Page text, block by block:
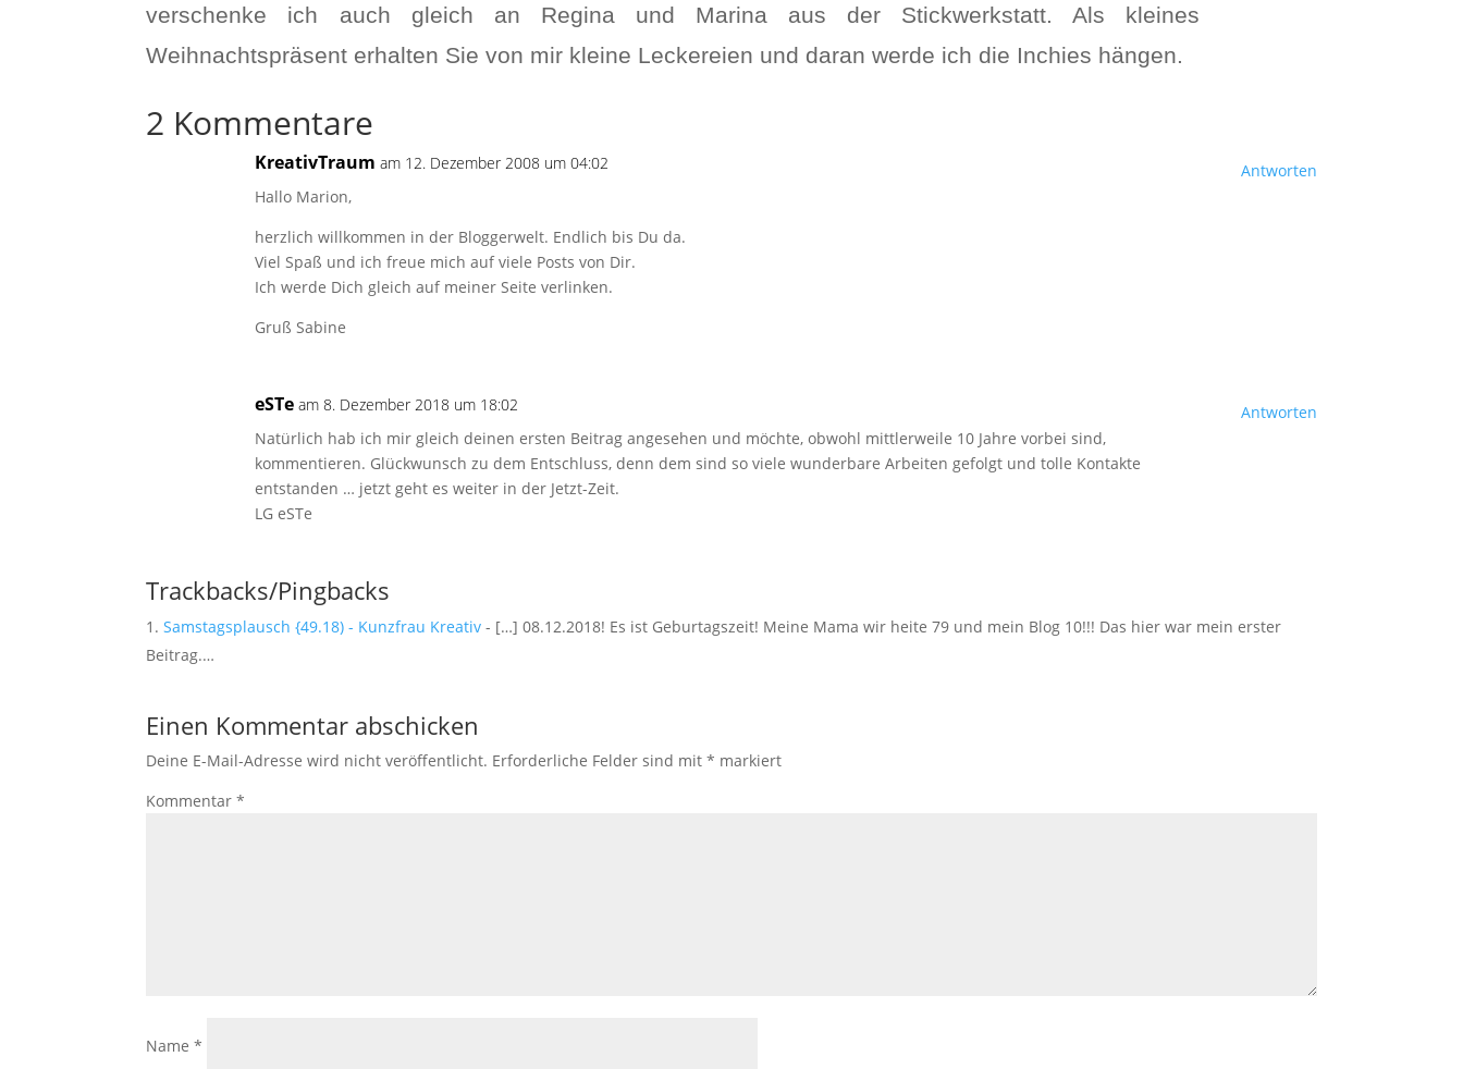
verschenke ich auch gleich an Regina und Marina aus der Stickwerkstatt. Als kleines
Weihnachtspräsent erhalten Sie von mir kleine Leckereien und daran werde ich die Inchies hängen.
2 Kommentare
KreativTraum am 12. Dezember 2008 um 04:02
Hallo Marion,
herzlich willkommen in der Bloggerwelt. Endlich bis Du da.
Viel Spaß und ich freue mich auf viele Posts von Dir.
Ich werde Dich gleich auf meiner Seite verlinken.
Gruß Sabine
Antworten
eSTe am 8. Dezember 2018 um 18:02
Natürlich hab ich mir gleich deinen ersten Beitrag angesehen und möchte, obwohl mittlerweile 10 Jahre vorbei sind,
kommentieren. Glückwunsch zu dem Entschluss, denn dem sind so viele wunderbare Arbeiten gefolgt und tolle Kontakte
entstanden … jetzt geht es weiter in der Jetzt-Zeit.
LG eSTe
Antworten
Trackbacks/Pingbacks
Samstagsplausch {49.18) - Kunzfrau Kreativ - […] 08.12.2018! Es ist Geburtagszeit! Meine Mama wir heite 79 und mein Blog 10!!! Das hier war mein erster
Beitrag.…
Einen Kommentar abschicken
Deine E-Mail-Adresse wird nicht veröffentlicht. Erforderliche Felder sind mit* markiert
Kommentar*
Name*